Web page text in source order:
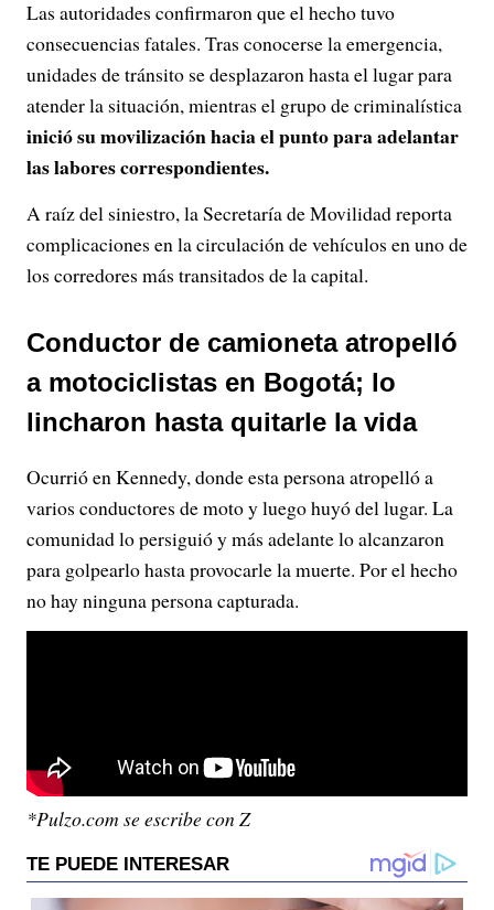
Las autoridades confirmaron que el hecho tuvo
consecuencias fatales. Tras conocerse la emergencia,
unidades de tránsito se desplazaron hasta el lugar para
atender la situación, mientras el grupo de criminalística
inició su movilización hacia el punto para adelantar
las labores correspondientes.
A raíz del siniestro, la Secretaría de Movilidad reporta
complicaciones en la circulación de vehículos en uno de
los corredores más transitados de la capital.
Conductor de camioneta atropelló
a motociclistas en Bogotá; lo
lincharon hasta quitarle la vida
Ocurrió en Kennedy, donde esta persona atropelló a
varios conductores de moto y luego huyó del lugar. La
comunidad lo persiguió y más adelante lo alcanzaron
para golpearlo hasta provocarle la muerte. Por el hecho
no hay ninguna persona capturada.
*Pulzo.com se escribe con Z